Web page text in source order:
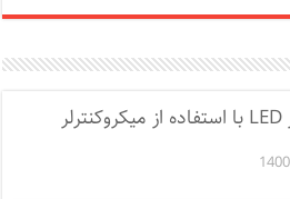
مدار دیمر پاور LED با استفاده از میکروکنترلر